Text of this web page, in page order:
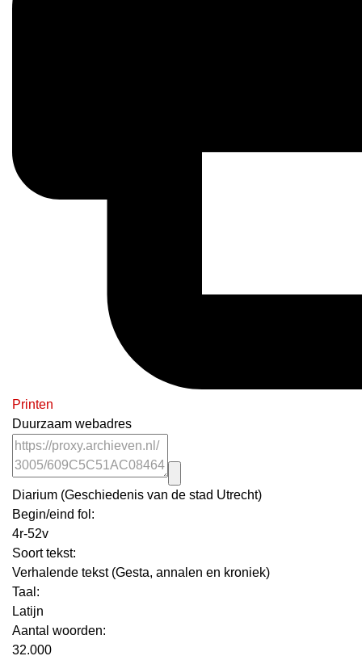
Printen
Duurzaam webadres
Diarium (Geschiedenis van de stad Utrecht)
Begin/eind fol:
4r-52v
Soort tekst:
Verhalende tekst (Gesta, annalen en kroniek)
Taal:
Latijn
Aantal woorden:
32.000